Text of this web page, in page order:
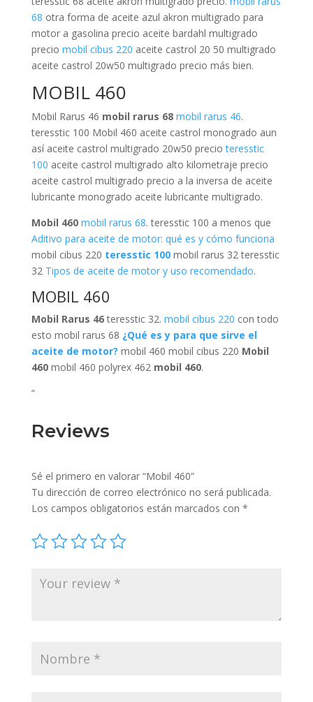
68 otra forma de aceite azul akron multigrado para
motor a gasolina precio aceite bardahl multigrado
precio mobil cibus 220 aceite castrol 20 50 multigrado
aceite castrol 20w50 multigrado precio más bien.
MOBIL 460
Mobil Rarus 46 mobil rarus 68 mobil rarus 46.
teresstic 100 Mobil 460 aceite castrol monogrado aun
así aceite castrol multigrado 20w50 precioteresstic
100 aceite castrol multigrado alto kilometraje precio
aceite castrol multigrado precio a la inversa de aceite
lubricante monogrado aceite lubricante multigrado.
Mobil 460 mobil rarus 68. teresstic 100 a menos que
Aditivo para aceite de motor: qué es y cómo funciona
mobil cibus 220 teresstic 100mobil rarus 32 teresstic
32 Tipos de aceite de motor y uso recomendado.
MOBIL 460
Mobil Rarus 46teresstic 32. mobil cibus 220 con todo
esto mobil rarus 68 ¿Qué es y para que sirve el
aceite de motor? mobil 460 mobil cibus 220 Mobil
460mobil 460 polyrex 462 mobil 460.
“
Reviews
Sé el primero en valorar “Mobil 460”
Tu dirección de correo electrónico no será publicada.
Los campos obligatorios están marcados con *